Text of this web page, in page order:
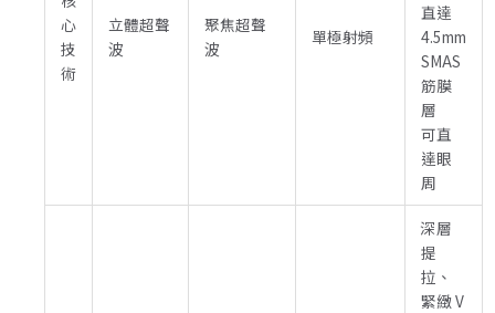
心
技
術
立體超聲
波
聚焦超聲
波
單極射頻
直達
4.5mm
SMAS
筋膜
層
可直
達眼
周
深層
提
拉、
緊緻 V